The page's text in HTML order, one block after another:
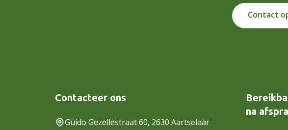
Contact
Contacteer ons
Guido Gezellestraat 60, 2630 Aartselaar
na